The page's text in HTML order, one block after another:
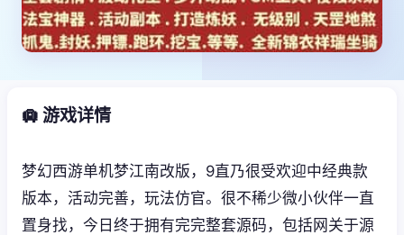
🛄 游戏详情
梦幻西游单机梦江南改版，9直乃很受欢迎中经典款
版本，活动完善，玩法仿官。很不稀少微小伙伴一直
置身找，今日终于拥有完完整套源码，包括网关于源